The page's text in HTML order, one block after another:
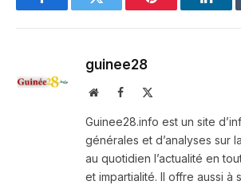
FacebookTwitter Pinterest
guinee28
WebsiteFacebook
Guinee28.info est un site
générales et d’analyses sur
au quotidien l’actualité en
et impartialité. Il offre aussi à